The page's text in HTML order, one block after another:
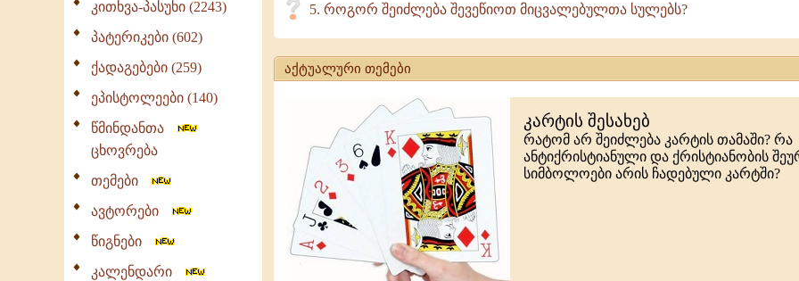
კითხვა-პასუხი (2243)
პატერიკები (602)
ქადაგებები (259)
ეპისტოლეები (140)
წმინდანთა
ცხოვრება
თემები
ავტორები
წიგნები
კალენდარი
5. როგორ შეიძლება შევეწიოთ მიცვალებულთა სულებს?
აქტუალური თემები
კარტის შესახებ
რატომ არ შეიძლება კარტის თამაში? რა
ანტიქრისტიანული და ქრისტიანობის
სიმბოლოები არის ჩადებული კარტში?